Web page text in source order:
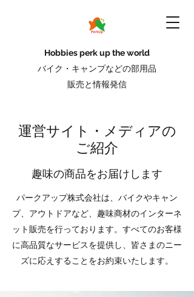
Hobbies perk up the world
バイク・キャンプなどの部用品
販売と情報発信
運営サイト・メディアの
ご紹介
趣味の商品をお届けします
パークアップ株式会社は、バイクやキャン
プ、アウトドアなど、趣味商材のインターネ
ット販売を行っております。すべてのお客様
に高品質なサービスを提供し、皆さまのニー
ズに応えすることをお約束いたします。